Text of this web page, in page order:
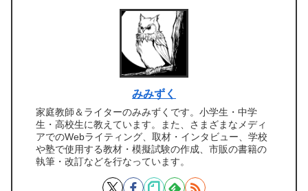
みみずく
家庭教師＆ライターのみみずくです。小学生・中学
生・高校生に教えています。また、さまざまなメディ
アでのWebライティング、取材・インタビュー、学校
や塾で使用する教材・模擬試験の作成、市販の書籍の
執筆・改訂などを行なっています。